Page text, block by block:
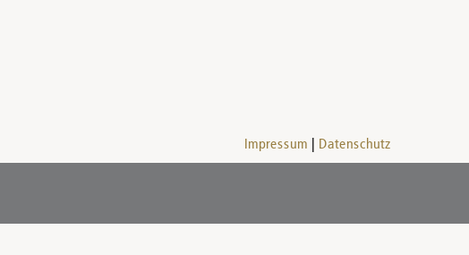
Impressum Datenschutz